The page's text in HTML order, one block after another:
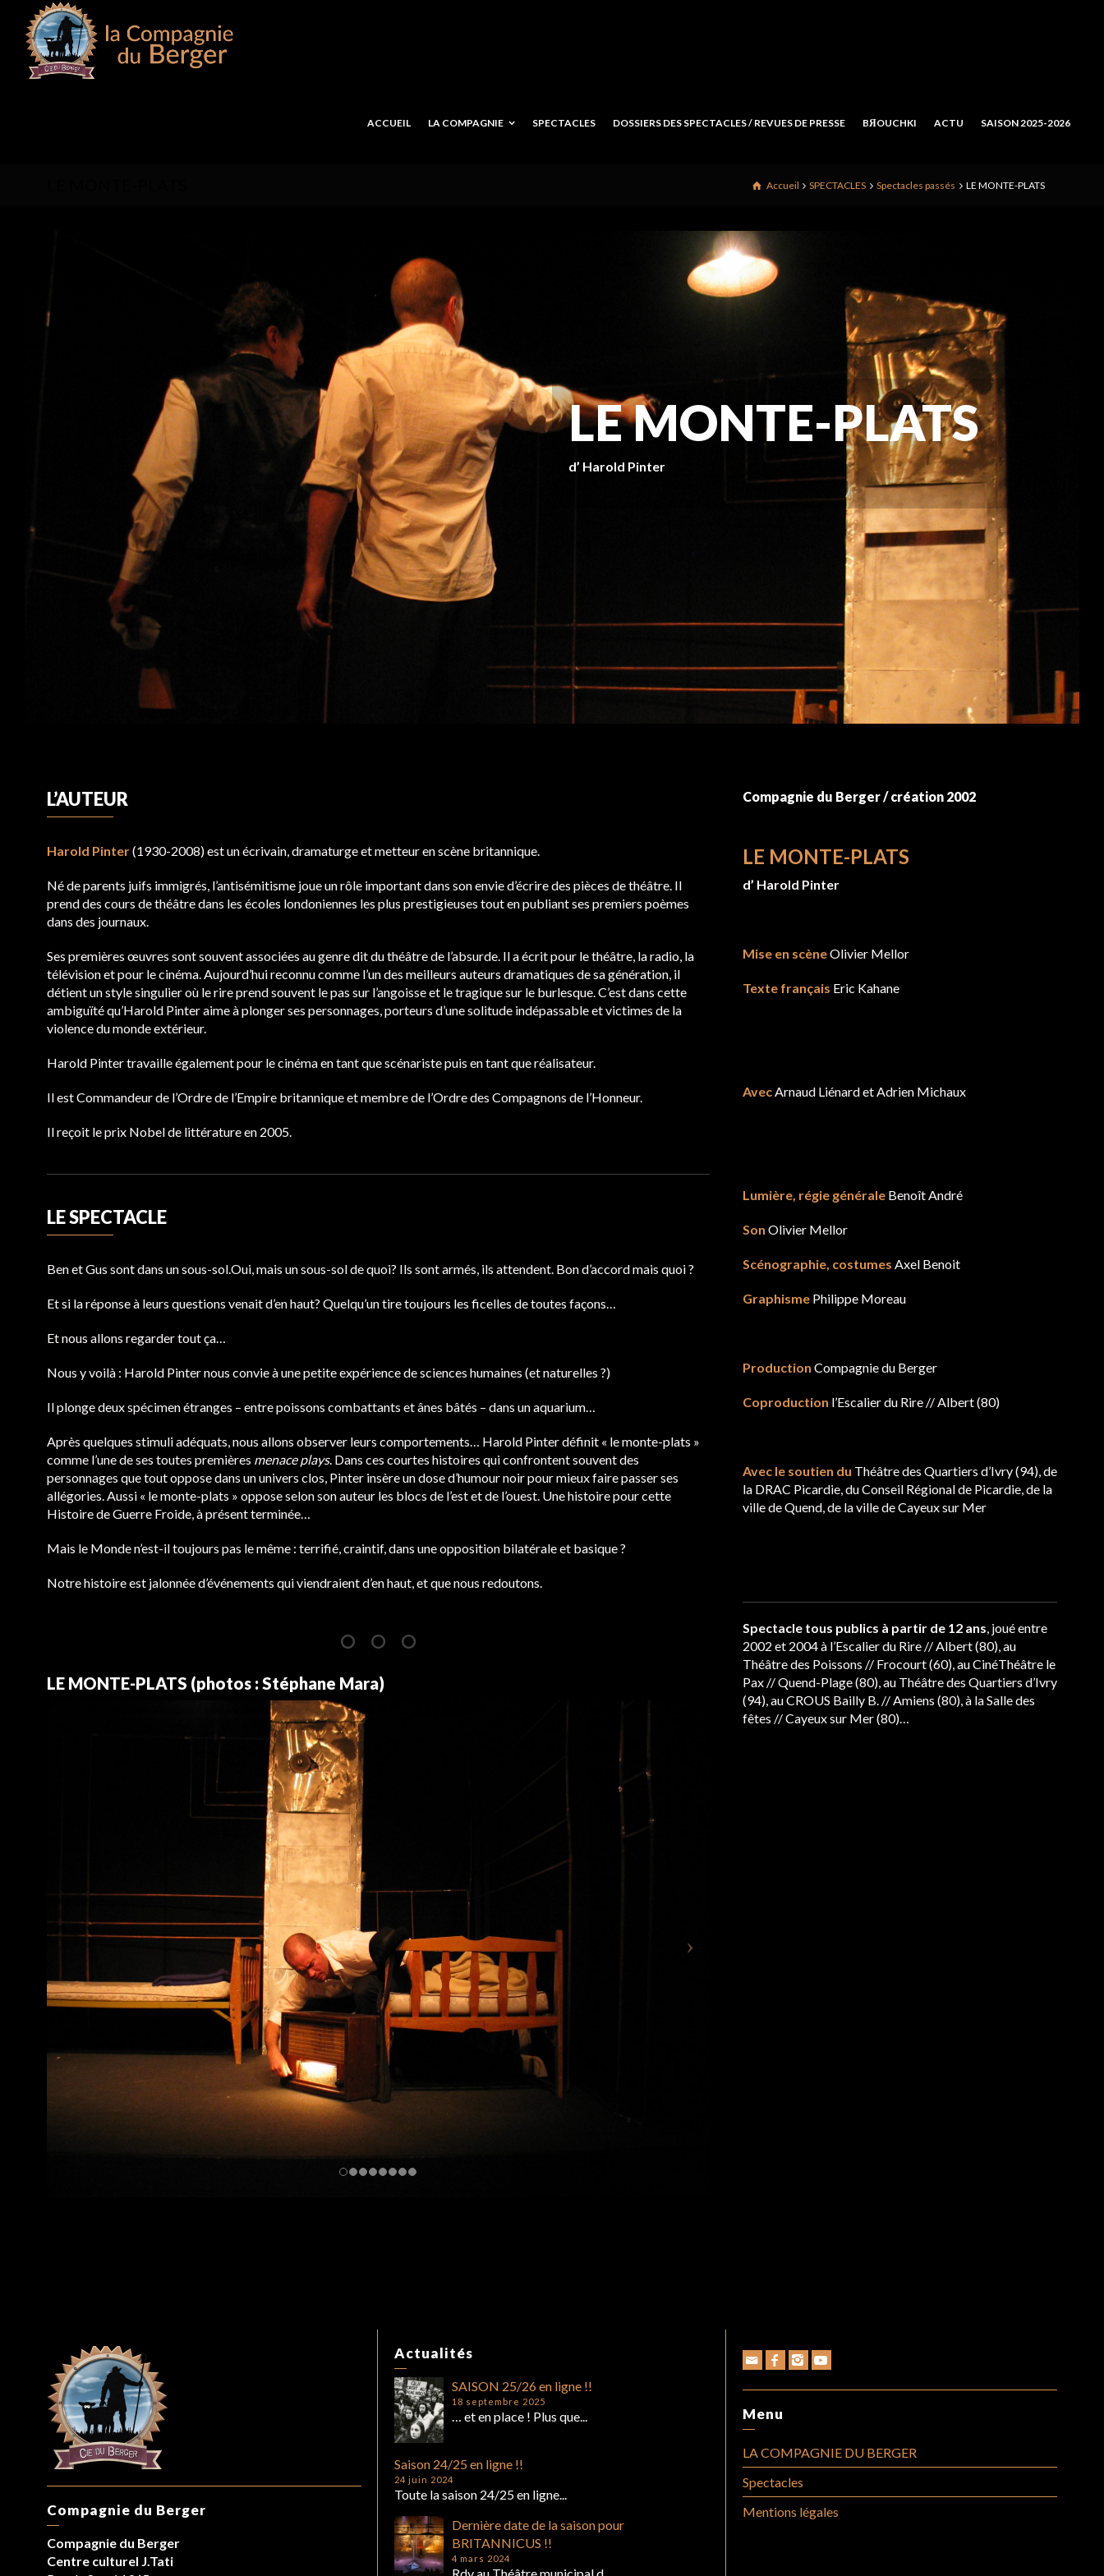
ACCUEIL LA COMPAGNIE SPECTACLES DOSSIERS DES SPECTACLES / REVUES DE PRESSE BЯOUCHKI ACTU SAISON 2025-2026
Accueil SPECTACLES Spectacles passés LE MONTE-PLATS
LE MONTE-PLATS
d’ Harold Pinter
L’AUTEUR
Harold Pinter(1930-2008) est un écrivain, dramaturge et metteur en scène britannique.
Né de parents juifs immigrés, l’antisémitisme joue un rôle important dans son envie d’écrire des pièces de théâtre. Il
prend des cours de théâtre dans les écoles londoniennes les plus prestigieuses tout en publiant ses premiers poèmes
dans des journaux.
Ses premières œuvres sont souvent associées au genre dit du théâtre de l’absurde. Il a écrit pour le théâtre, la radio, la
télévision et pour le cinéma. Aujourd’hui reconnu comme l’un des meilleurs auteurs dramatiques de sa génération, il
détient un style singulier où le rire prend souvent le pas sur l’angoisse et le tragique sur le burlesque. C’est dans cette
ambiguïté qu’Harold Pinter aime à plonger ses personnages, porteurs d’une solitude indépassable et victimes de la
violence du monde extérieur.
Harold Pinter travaille également pour le cinéma en tant que scénariste puis en tant que réalisateur.
Il est Commandeur de l’Ordre de l’Empire britannique et membre de l’Ordre des Compagnons de l’Honneur.
Il reçoit le prix Nobel de littérature en 2005.
LE SPECTACLE
Ben et Gus sont dans un sous-sol.Oui, mais un sous-sol de quoi? Ils sont armés, ils attendent. Bon d’accord mais quoi ?
Et si la réponse à leurs questions venait d’en haut? Quelqu’un tire toujours les ficelles de toutes façons…
Et nous allons regarder tout ça…
Nous y voilà : Harold Pinter nous convie à une petite expérience de sciences humaines (et naturelles ?)
Il plonge deux spécimen étranges – entre poissons combattants et ânes bâtés – dans un aquarium…
Après quelques stimuli adéquats, nous allons observer leurs comportements… Harold Pinter définit « le monte-plats »
comme l’une de ses toutes premières menace plays. Dans ces courtes histoires qui confrontent souvent des
personnages que tout oppose dans un univers clos, Pinter insère un dose d’humour noir pour mieux faire passer ses
allégories. Aussi « le monte-plats » oppose selon son auteur les blocs de l’est et de l’ouest. Une histoire pour cette
Histoire de Guerre Froide, à présent terminée…
Mais le Monde n’est-il toujours pas le même : terrifié, craintif, dans une opposition bilatérale et basique ?
Notre histoire est jalonnée d’événements qui viendraient d’en haut, et que nous redoutons.
LE MONTE-PLATS (photos : Stéphane Mara)
Compagnie du Berger / création 2002
LE MONTE-PLATS
d’ Harold Pinter
Mise en scèneOlivier Mellor
Texte français Eric Kahane
AvecArnaud Liénard et Adrien Michaux
Lumière, régie généraleBenoît André
Son Olivier Mellor
Scénographie, costumes Axel Benoit
GraphismePhilippe Moreau
Production Compagnie du Berger
Coproduction l’Escalier du Rire // Albert (80)
Avec le soutien du Théâtre des Quartiers d’Ivry (94), de
la DRAC Picardie, du Conseil Régional de Picardie, de la
ville de Quend, de la ville de Cayeux sur Mer
Spectacle tous publics à partir de 12 ans, joué entre
2002 et 2004 à l’Escalier du Rire // Albert (80), au
Théâtre des Poissons // Frocourt (60), au CinéThéâtre le
Pax // Quend-Plage (80), au Théâtre des Quartiers d’Ivry
(94), au CROUS Bailly B. // Amiens (80), à la Salle des
fêtes // Cayeux sur Mer (80)…
Compagnie du Berger
Compagnie du Berger
Centre culturel J.Tati
Actualités
SAISON 25/26 en ligne !!
18 septembre 2025
… et en place ! Plus que...
Saison 24/25 en ligne !!
24 juin 2024
Toute la saison 24/25 en ligne...
Dernière date de la saison pour
BRITANNICUS !!
4 mars 2024
Menu
LA COMPAGNIE DU BERGER
Spectacles
Mentions légales